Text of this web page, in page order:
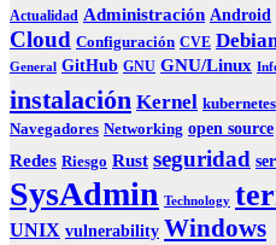
Actualidad Administración Android
Cloud Configuración CVE
General GitHub GNU GNU/Linux
instalación Kernel kubernetes
Navegadores Networking open source
Redes Riesgo Rust seguridad
SysAdmin Technology
UNIX vulnerability Windows